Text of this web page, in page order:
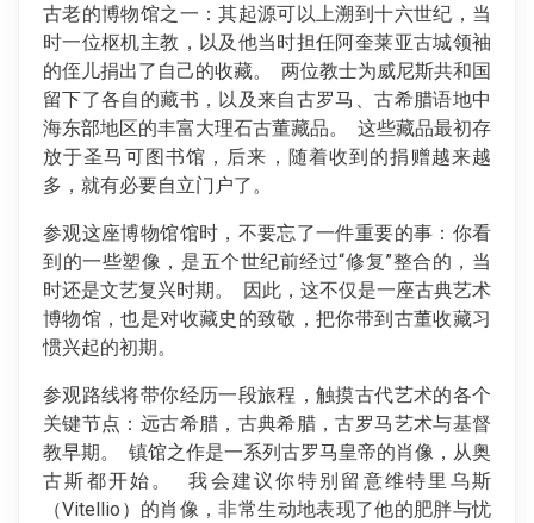
古老的博物馆之一：其起源可以上溯到十六世纪，当
时一位枢机主教，以及他当时担任阿奎莱亚古城领袖
的侄儿捐出了自己的收藏。 两位教士为威尼斯共和国
留下了各自的藏书，以及来自古罗马、古希腊语地中
海东部地区的丰富大理石古董藏品。 这些藏品最初存
放于圣马可图书馆，后来，随着收到的捐赠越来越
多，就有必要自立门户了。
参观这座博物馆馆时，不要忘了一件重要的事：你看
到的一些塑像，是五个世纪前经过“修复”整合的，当
时还是文艺复兴时期。 因此，这不仅是一座古典艺术
博物馆，也是对收藏史的致敬，把你带到古董收藏习
惯兴起的初期。
参观路线将带你经历一段旅程，触摸古代艺术的各个
关键节点：远古希腊，古典希腊，古罗马艺术与基督
教早期。 镇馆之作是一系列古罗马皇帝的肖像，从奥
古斯都开始。 我会建议你特别留意维特里乌斯
（Vitellio）的肖像，非常生动地表现了他的肥胖与忧